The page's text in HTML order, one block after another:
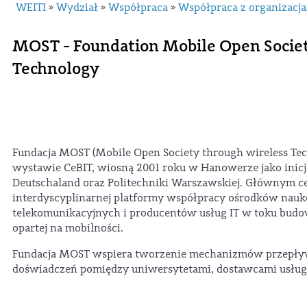
WEITI » Wydział » Współpraca » Współpraca z
MOST - Foundation Mobile Open
Technology
Fundacja MOST (Mobile Open Society through wireless
wystawie CeBIT, wiosną 2001 roku w Hanowerze jako
Deutschaland oraz Politechniki Warszawskiej. Głównym
interdyscyplinarnej platformy współpracy ośrodków
telekomunikacyjnych i producentów usług IT w toku
opartej na mobilności.
Fundacja MOST wspiera tworzenie mechanizmów
doświadczeń pomiędzy uniwersytetami, dostawcami